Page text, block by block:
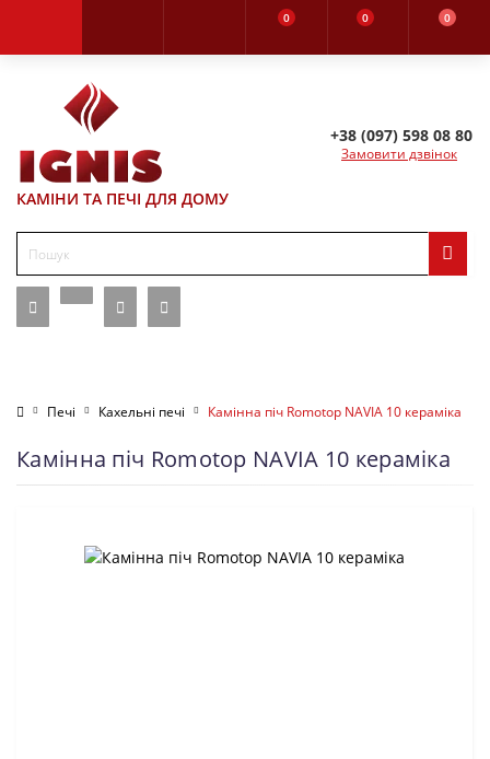
0 0 0
КАМІНИ ТА ПЕЧІ ДЛЯ ДОМУ
+38 (097) 598 08 80
Замовити дзвінок
Печі Кахельні печі Камінна піч Romotop NAVIA 10 кераміка
Камінна піч Romotop NAVIA 10 кераміка